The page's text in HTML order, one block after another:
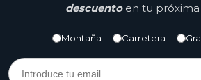
descuentoen tu próxima
Montaña Carretera